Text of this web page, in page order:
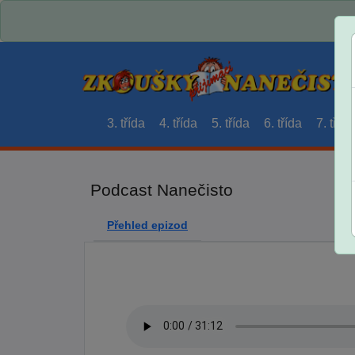
3. třída 4. třída 5. třída 6. třída 7. třída
Podcast Nanečisto
Přehled epizod